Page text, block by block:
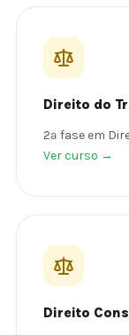
Direito do
2ª fase em
Ver curso →
Direito